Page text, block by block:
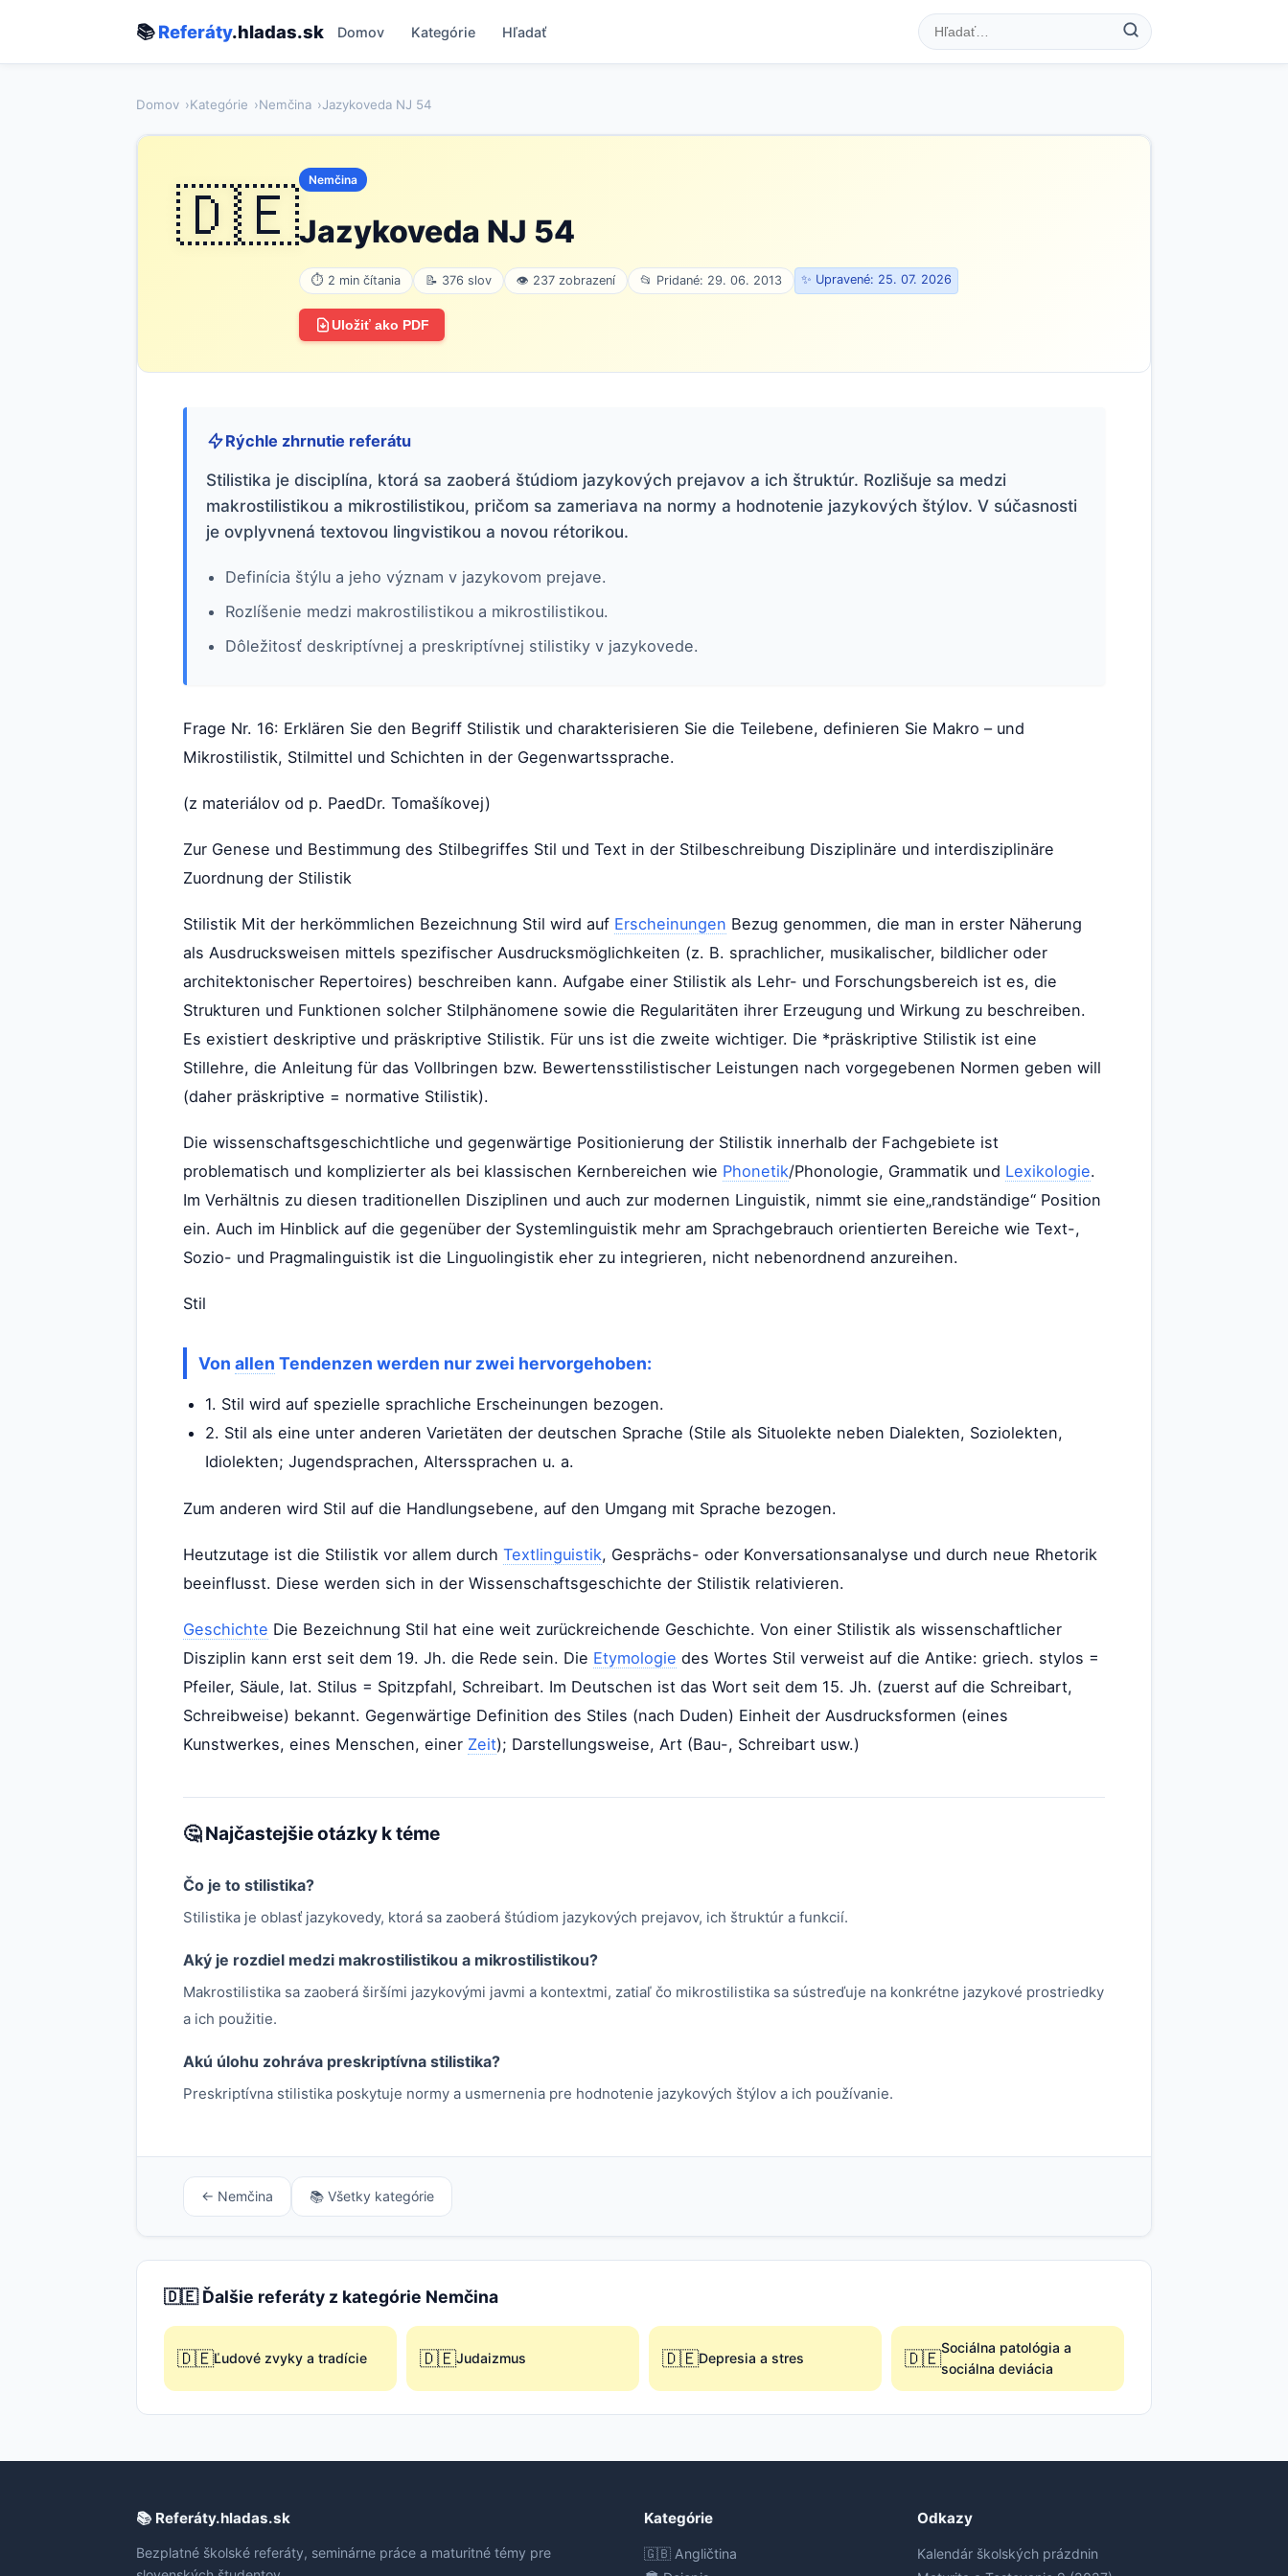
📚Referáty.hladas.sk Domov Kategórie Hľadať
Domov Kategórie Nemčina Jazykoveda NJ 54
🇩🇪 Nemčina
Jazykoveda NJ 54
⏱ 2 min čítania 📝 376 slov 👁 237 zobrazení 📂 Pridané: 29. 06. 2013 ✨ Upravené: 25. 07. 2026
Uložiť ako PDF
Rýchle zhrnutie referátu
Stilistika je disciplína, ktorá sa zaoberá štúdiom jazykových prejavov a ich štruktúr. Rozlišuje sa medzi
makrostilistikou a mikrostilistikou, pričom sa zameriava na normy a hodnotenie jazykových štýlov. V súčasnosti
je ovplyvnená textovou lingvistikou a novou rétorikou.
Definícia štýlu a jeho význam v jazykovom prejave.
Rozlíšenie medzi makrostilistikou a mikrostilistikou.
Dôležitosť deskriptívnej a preskriptívnej stilistiky v jazykovede.
Frage Nr. 16: Erklären Sie den Begriff Stilistik und charakterisieren Sie die Teilebene, definieren Sie Makro – und
Mikrostilistik, Stilmittel und Schichten in der Gegenwartssprache.
(z materiálov od p. PaedDr. Tomašíkovej)
Zur Genese und Bestimmung des Stilbegriffes Stil und Text in der Stilbeschreibung Disziplinäre und interdisziplinäre
Zuordnung der Stilistik
Stilistik Mit der herkömmlichen Bezeichnung Stil wird auf Erscheinungen Bezug genommen, die man in erster Näherung
als Ausdrucksweisen mittels spezifischer Ausdrucksmöglichkeiten (z. B. sprachlicher, musikalischer, bildlicher oder
architektonischer Repertoires) beschreiben kann. Aufgabe einer Stilistik als Lehr- und Forschungsbereich ist es, die
Strukturen und Funktionen solcher Stilphänomene sowie die Regularitäten ihrer Erzeugung und Wirkung zu beschreiben.
Es existiert deskriptive und präskriptive Stilistik. Für uns ist die zweite wichtiger. Die *präskriptive Stilistik ist eine
Stillehre, die Anleitung für das Vollbringen bzw. Bewertensstilistischer Leistungen nach vorgegebenen Normen geben will
(daher präskriptive = normative Stilistik).
Die wissenschaftsgeschichtliche und gegenwärtige Positionierung der Stilistik innerhalb der Fachgebiete ist
problematisch und komplizierter als bei klassischen Kernbereichen wie Phonetik/Phonologie, Grammatik und Lexikologie.
Im Verhältnis zu diesen traditionellen Disziplinen und auch zur modernen Linguistik, nimmt sie eine„randständige“ Position
ein. Auch im Hinblick auf die gegenüber der Systemlinguistik mehr am Sprachgebrauch orientierten Bereiche wie Text-,
Sozio- und Pragmalinguistik ist die Linguolingistik eher zu integrieren, nicht nebenordnend anzureihen.
Stil
Von allen Tendenzen werden nur zwei hervorgehoben:
1. Stil wird auf spezielle sprachliche Erscheinungen bezogen.
2. Stil als eine unter anderen Varietäten der deutschen Sprache (Stile als Situolekte neben Dialekten, Soziolekten,
Idiolekten; Jugendsprachen, Alterssprachen u. a.
Zum anderen wird Stil auf die Handlungsebene, auf den Umgang mit Sprache bezogen.
Heutzutage ist die Stilistik vor allem durch Textlinguistik, Gesprächs- oder Konversationsanalyse und durch neue Rhetorik
beeinflusst. Diese werden sich in der Wissenschaftsgeschichte der Stilistik relativieren.
Geschichte Die Bezeichnung Stil hat eine weit zurückreichende Geschichte. Von einer Stilistik als wissenschaftlicher
Disziplin kann erst seit dem 19. Jh. die Rede sein. Die Etymologie des Wortes Stil verweist auf die Antike: griech. stylos =
Pfeiler, Säule, lat. Stilus = Spitzpfahl, Schreibart. Im Deutschen ist das Wort seit dem 15. Jh. (zuerst auf die Schreibart,
Schreibweise) bekannt. Gegenwärtige Definition des Stiles (nach Duden) Einheit der Ausdrucksformen (eines
Kunstwerkes, eines Menschen, einer Zeit); Darstellungsweise, Art (Bau-, Schreibart usw.)
🤔 Najčastejšie otázky k téme
Čo je to stilistika?
Stilistika je oblasť jazykovedy, ktorá sa zaoberá štúdiom jazykových prejavov, ich štruktúr a funkcií.
Aký je rozdiel medzi makrostilistikou a mikrostilistikou?
Makrostilistika sa zaoberá širšími jazykovými javmi a kontextmi, zatiaľ čo mikrostilistika sa sústreďuje na konkrétne jazykové prostriedky
a ich použitie.
Akú úlohu zohráva preskriptívna stilistika?
Preskriptívna stilistika poskytuje normy a usmernenia pre hodnotenie jazykových štýlov a ich používanie.
← Nemčina 📚 Všetky kategórie
🇩🇪 Ďalšie referáty z kategórie Nemčina
🇩🇪Ľudové zvyky a tradície 🇩🇪Judaizmus 🇩🇪Depresia a stres 🇩🇪Sociálna patológia a
sociálna deviácia
📚 Referáty.hladas.sk
Bezplatné školské referáty, seminárne práce a maturitné témy pre
Kategórie
🇬🇧 Angličtina
Odkazy
Kalendár školských prázdnin